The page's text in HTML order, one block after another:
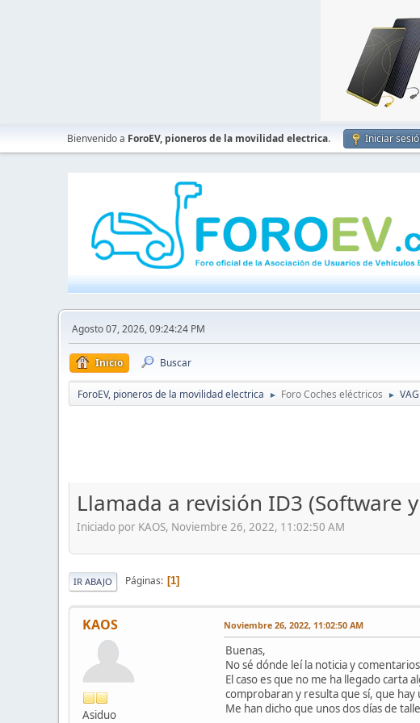
Bienvenido a ForoEV, pioneros de la movilidad electrica. Iniciar
Agosto 07, 2026, 09:24:24 PM
Inicio Buscar
ForoEV, pioneros de la movilidad electrica ► Foro Coches eléctricos ►
Llamada a revisión ID3 (Software
Iniciado por KAOS, Noviembre 26, 2022, 11:02:50 AM
IR ABAJO Páginas 1
KAOS
Asiduo
Noviembre 26, 2022, 11:02:50 AM
Buenas,
No sé dónde leí la noticia y
El caso es que no me ha llegado carta
comprobaran y resulta que sí, que hay
Me han dicho que unos dos días de